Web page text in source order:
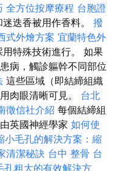
全方位按摩療程 台胞證
迭香被用作香料。 撥
式外燴方案 宜蘭特色外
特殊技術進行。 如果
病，觸診軀幹不同部位
這些區域（即結締組織
肉眼清晰可見。 台北
徵信社介紹 每個結締組
英國神經學家 如何使
小毛孔的解決方案：縮
清潔秘訣 台中 整骨 台
孔粗大的有效解決方